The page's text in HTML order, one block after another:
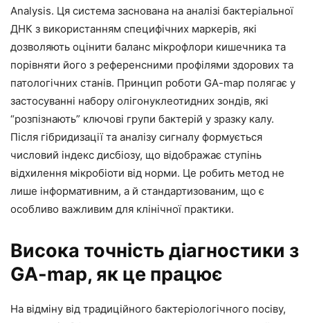
Analysis. Ця система заснована на аналізі бактеріальної
ДНК з використанням специфічних маркерів, які
дозволяють оцінити баланс мікрофлори кишечника та
порівняти його з референсними профілями здорових та
патологічних станів. Принцип роботи GA-map полягає у
застосуванні набору олігонуклеотидних зондів, які
“розпізнають” ключові групи бактерій у зразку калу.
Після гібридизації та аналізу сигналу формується
числовий індекс дисбіозу, що відображає ступінь
відхилення мікробіоти від норми. Це робить метод не
лише інформативним, а й стандартизованим, що є
особливо важливим для клінічної практики.
Висока точність діагностики з
GA-map, як це працює
На відміну від традиційного бактеріологічного посіву,